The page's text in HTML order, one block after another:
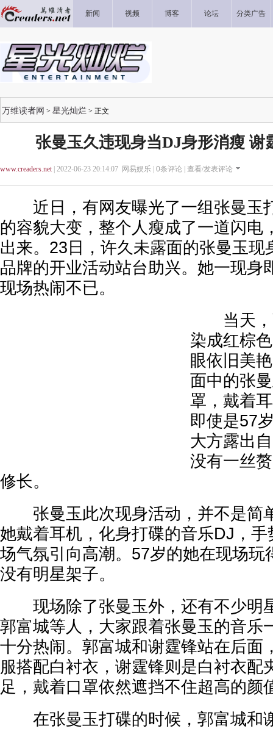
新闻 视频 博客 论坛 分类广告
万维读者网 > 星光灿烂 > 正文
张曼玉久违现身当DJ身形消瘦 谢
www.creaders.net| 2022-06-23 20:14:07 网易娱乐 | 0条评论 | 查看/发表评论
近日，有网友曝光了一组张曼玉
的容貌大变，整个人瘦成了一道闪电
出来。23日，许久未露面的张曼玉现
品牌的开业活动站台助兴。她一现身
现场热闹不已。
当天，
染成红棕
眼依旧美
面中的张
罩，戴着
即使是57
大方露出
没有一丝
修长。
张曼玉此次现身活动，并不是简
她戴着耳机，化身打碟的音乐DJ，
场气氛引向高潮。57岁的她在现场玩
没有明星架子。
现场除了张曼玉外，还有不少明
郭富城等人，大家跟着张曼玉的音乐
十分热闹。郭富城和谢霆锋站在后面
服搭配白衬衣，谢霆锋则是白衬衣配
足，戴着口罩依然遮挡不住超高的颜
在张曼玉打碟的时候，郭富城和